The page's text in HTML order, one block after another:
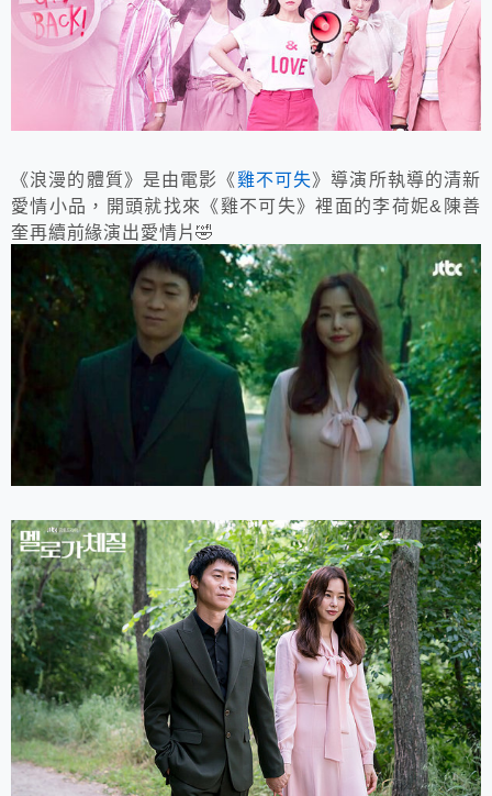
《浪漫的體質》是由電影《雞不可失》導演所執導的清新
愛情小品，開頭就找來《雞不可失》裡面的李荷妮&陳善
奎再續前緣演出愛情片🤣